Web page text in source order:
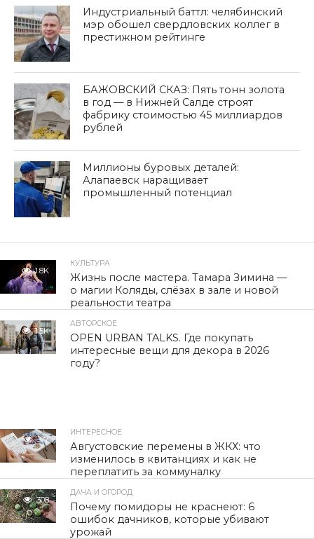
Индустриальный баттл: челябинский
мэр обошел свердловских коллег в
престижном рейтинге
БАЖОВСКИЙ СКАЗ: Пять тонн золота
в год — в Нижней Салде строят
фабрику стоимостью 45 миллиардов
рублей
Миллионы буровых деталей:
Алапаевск наращивает
промышленный потенциал
1.8K
КУЛЬТУРА
Жизнь после мастера. Тамара Зимина —
о магии Коляды, слёзах в зале и новой
реальности театра
1.5K
АВТОРСКОЕ
OPEN URBAN TALKS. Где покупать
интересные вещи для декора в 2026
году?
317
ИНТЕРЕСНОЕ
Августовские перемены в ЖКХ: что
изменилось в квитанциях и как не
переплатить за коммуналку
308
ДАЧА И ОГОРОД
Почему помидоры не краснеют: 6
ошибок дачников, которые убивают
урожай